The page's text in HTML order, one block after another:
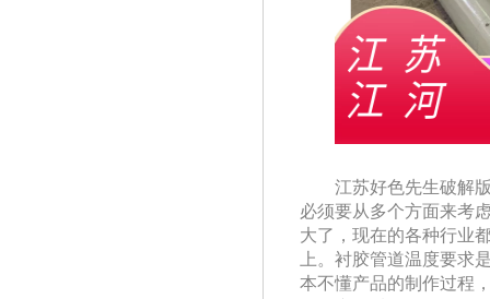
江苏好色先生破解
必须要从多个方面来考虑
大了，现在的各种行
上。衬胶管道温度要
本不懂产品的制作过程